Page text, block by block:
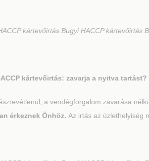
kártevőirtás Bugyi HACCP kártevőirtás
kártevőirtás: zavarja a nyitva tartást?
a vendégforgalom zavarása
érkeznek Önhöz. Az irtás az üzlethelyiség